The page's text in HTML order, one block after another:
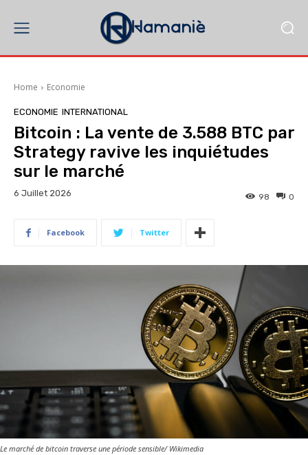
Home Economie
ECONOMIE INTERNATIONAL
Bitcoin : La vente de 3.588 BTC par
Strategy ravive les inquiétudes
sur le marché
6 Juillet 2026 0
98
Facebook Twitter
Le marché de bitcoin traverse une période sensible/ Wikimedia